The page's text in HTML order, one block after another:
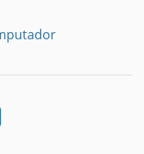
LinkedIn